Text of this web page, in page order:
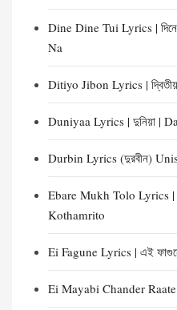
Dine Dine Tui Lyrics |
Na
Ditiyo Jibon Lyrics |
Duniyaa Lyrics | দুনিয়া |
Durbin Lyrics (দুরবীন)
Ebare Mukh Tolo Lyrics |
Kothamrito
Ei Fagune Lyrics | এই
Ei Mayabi Chander Raate